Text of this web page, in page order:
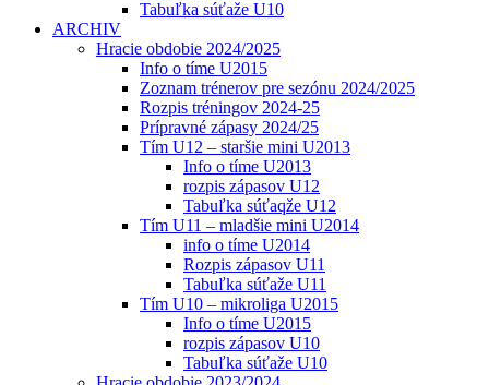
Tabuľka súťaže U10
ARCHIV
Hracie obdobie 2024/2025
Info o tíme U2015
Zoznam trénerov pre sezónu 2024/2025
Rozpis tréningov 2024-25
Prípravné zápasy 2024/25
Tím U12 – staršie mini U2013
Info o tíme U2013
rozpis zápasov U12
Tabuľka súťaqže U12
Tím U11 – mladšie mini U2014
info o tíme U2014
Rozpis zápasov U11
Tabuľka súťaže U11
Tím U10 – mikroliga U2015
Info o tíme U2015
rozpis zápasov U10
Tabuľka súťaže U10